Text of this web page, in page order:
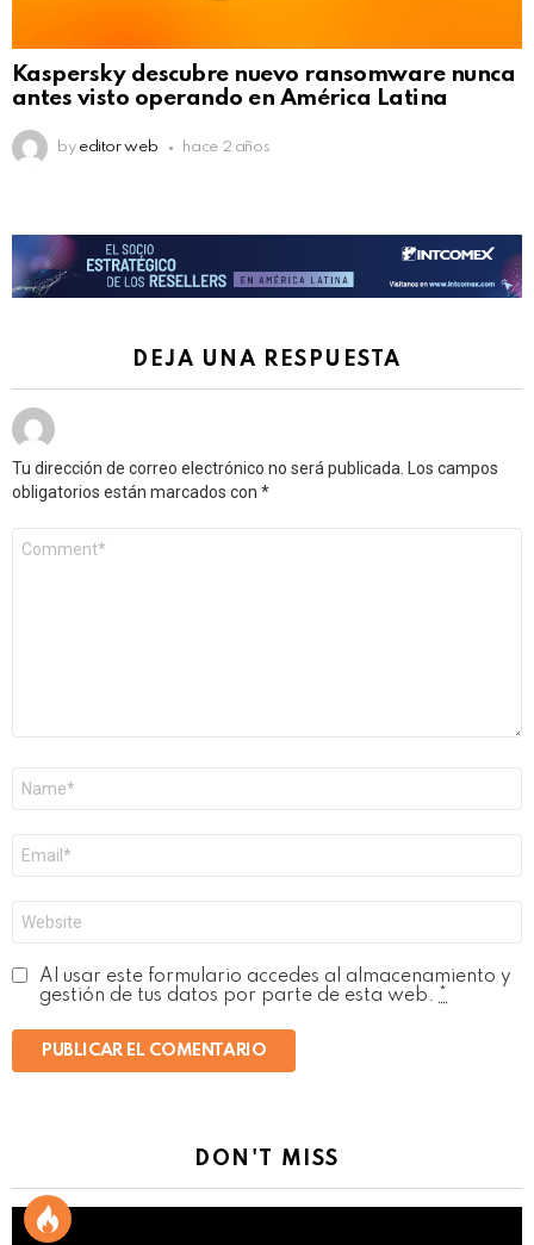
Kaspersky descubre nuevo ransomware nunca
antes visto operando en América Latina
by editor web hace 2 años
DEJA UNA RESPUESTA
Tu dirección de correo electrónico no será publicada. Los campos
obligatorios están marcados con *
electrónico
*
Al usar este formulario accedes al almacenamiento y
gestión de tus datos por parte de esta web. *
DON'T MISS